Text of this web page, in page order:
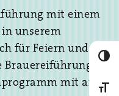
mit einem
in unserem
für Feiern und
mit an.